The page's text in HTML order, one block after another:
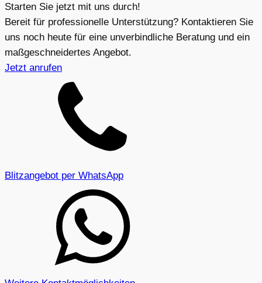
Starten Sie jetzt mit uns durch!
Bereit für professionelle Unterstützung? Kontaktieren Sie
uns noch heute für eine unverbindliche Beratung und ein
maßgeschneidertes Angebot.
Jetzt anrufen
Blitzangebot per WhatsApp